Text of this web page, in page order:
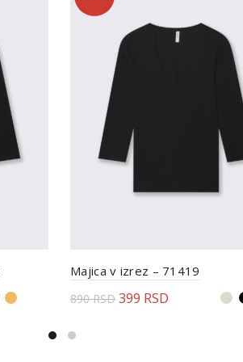
Majica v izrez – 71419
890RSD 399 RSD